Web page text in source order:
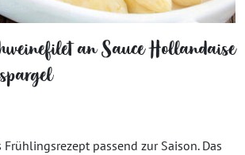
an Sauce Hollandaise
passend zur Saison. Das